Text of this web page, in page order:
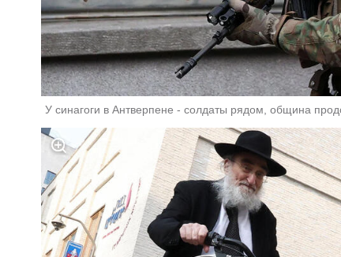
У синагоги в Антверпене - солдаты рядом, община